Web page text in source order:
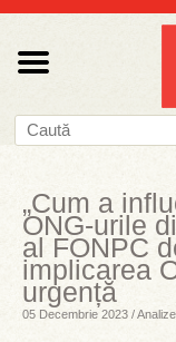
„Cum a
ONG-urile
al FONPC
implicarea
urgență
05 Decembrie 2023 / Analize